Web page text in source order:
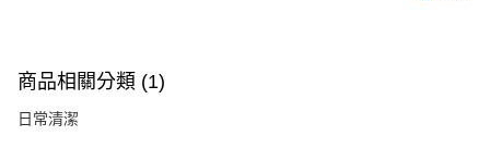
商品相關分類 (1)
日常清潔